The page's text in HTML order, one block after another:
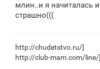
б
щ
е
млин..и я начиталась
страшно(((
http://chudetstvo.ru/]
http://club-mam.com/line/]